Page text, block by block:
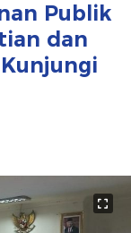
Publik
dan